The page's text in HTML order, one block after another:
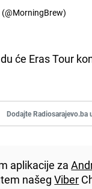
će Eras Tour
Dodajte Radiosarajevo.ba
aplikacije za
našegViber